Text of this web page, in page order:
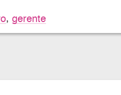
, gerente